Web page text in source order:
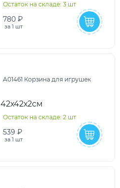
Остаток на складе: 3 шт
780 ₽
за 1 шт
A01461 Корзина для игрушек
42х42х2см
Остаток на складе: 2 шт
539 ₽
за 1 шт